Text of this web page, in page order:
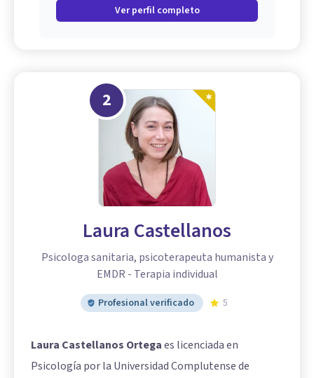
Ver perfil completo
2
Laura Castellanos
Psicologa sanitaria, psicoterapeuta humanista y
EMDR - Terapia individual
Profesional verificado 5
Laura Castellanos Ortegaes licenciada en
Psicología por la Universidad Complutense de